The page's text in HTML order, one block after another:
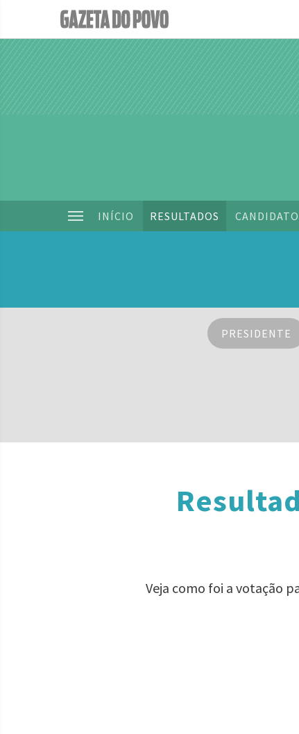
INÍCIO RESULTADOS
PRESIDENTE
Veja como foi a votação